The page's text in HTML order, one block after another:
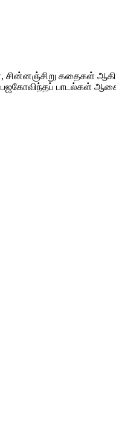
சின்னஞ்சிறு கதைகள்
பஜகோவிந்தப்